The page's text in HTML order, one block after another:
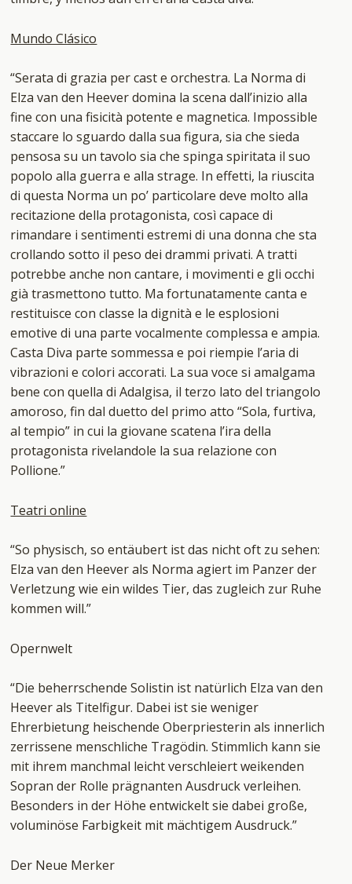
Mundo Clásico
“Serata di grazia per cast e orchestra. La Norma di
Elza van den Heever domina la scena dall’inizio alla
fine con una fisicità potente e magnetica. Impossible
staccare lo sguardo dalla sua figura, sia che sieda
pensosa su un tavolo sia che spinga spiritata il suo
popolo alla guerra e alla strage. In effetti, la riuscita
di questa Norma un po’ particolare deve molto alla
recitazione della protagonista, così capace di
rimandare i sentimenti estremi di una donna che sta
crollando sotto il peso dei drammi privati. A tratti
potrebbe anche non cantare, i movimenti e gli occhi
già trasmettono tutto. Ma fortunatamente canta e
restituisce con classe la dignità e le esplosioni
emotive di una parte vocalmente complessa e ampia.
Casta Diva parte sommessa e poi riempie l’aria di
vibrazioni e colori accorati. La sua voce si amalgama
bene con quella di Adalgisa, il terzo lato del triangolo
amoroso, fin dal duetto del primo atto “Sola, furtiva,
al tempio” in cui la giovane scatena l’ira della
protagonista rivelandole la sua relazione con
Pollione.”
Teatri online
“So physisch, so entäubert ist das nicht oft zu sehen:
Elza van den Heever als Norma agiert im Panzer der
Verletzung wie ein wildes Tier, das zugleich zur Ruhe
kommen will.”
Opernwelt
“Die beherrschende Solistin ist natürlich Elza van den
Heever als Titelfigur. Dabei ist sie weniger
Ehrerbietung heischende Oberpriesterin als innerlich
zerrissene menschliche Tragödin. Stimmlich kann sie
mit ihrem manchmal leicht verschleiert weikenden
Sopran der Rolle prägnanten Ausdruck verleihen.
Besonders in der Höhe entwickelt sie dabei große,
voluminöse Farbigkeit mit mächtigem Ausdruck.”
Der Neue Merker